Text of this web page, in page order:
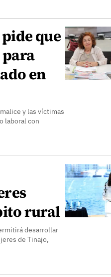
que
en
y las víctimas
laboral con
rural
desarrollar
de Tinajo,